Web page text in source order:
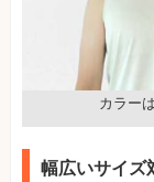
カラー
幅広いサイズ